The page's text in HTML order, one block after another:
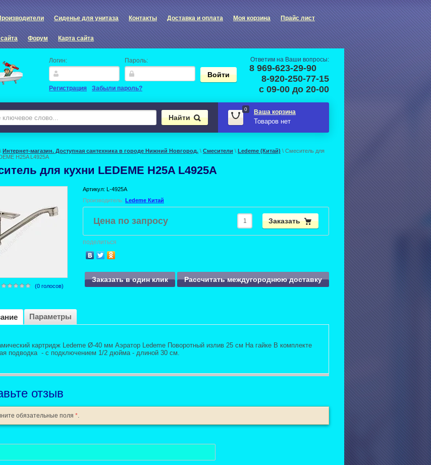
Сиденье для унитаза Контакты Доставка и оплата Моя корзина Прайс лист
Форум Карта сайта
Логин: Пароль:
Регистрация Забыли пароль?
Ответим на Ваши вопросы:
8 969-623-29-90
8-920-250-77-15
с 09-00 до 20-00
0 Ваша корзина
Товаров нет
\ Интернет-магазин. Доступная сантехника в городе Нижний Новгород. \ Смесители \ Ledeme (Китай) \ Смеситель для
H25A L4925A
для кухни LEDEME H25A L4925A
(0 голосов)
Артикул: L-4925A
Производитель: Ledeme Китай
Цена по запросу Заказать
поделиться
Заказать в один клик Рассчитать междугороднюю доставку
Параметры
картридж Ledeme Ø-40 мм Аэратор Ledeme Поворотный излив 25 см На гайке В комплекте
подводка - с подключением 1/2 дюйма - длиной 30 см.
отзыв
обязательные поля *.